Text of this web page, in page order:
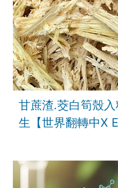
甘蔗渣.茭白筍殼
生【世界翻轉中X